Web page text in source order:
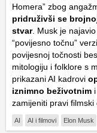
Homera” zbog
pridruživši se
stvar. Musk je
“povijesno točnu”
povijesnoj točnosti
mitologiju i folklore s
prikazani AI kadrovi
iznimno beživotnim
zamijeniti pravi filmski
AI AI i filmovi Elon Musk